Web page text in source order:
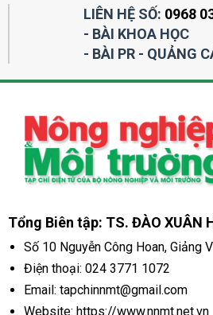
LIÊN HỆ SỐ: 0968
- BÀI KHOA HỌC
- BÀI PR - QUẢNG
Tổng Biên tập: TS. ĐÀO XUÂN
Số 10 Nguyễn Công Hoan, Giảng
Điện thoại: 024 3771 1072
Email: tapchinnmt@gmail.com
Website: https://www.nnmt.net.vn